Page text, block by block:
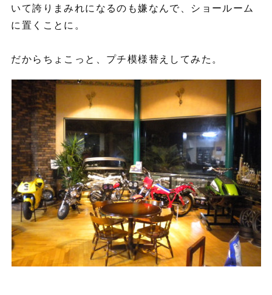
いて誇りまみれになるのも嫌なんで、ショールーム
に置くことに。
だからちょこっと、プチ模様替えしてみた。